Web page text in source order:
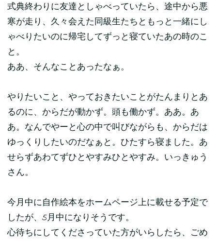
式典終わりに友達としゃべっていたら、途中から悪
寒が走り、久々会えた同級生たちともっと一緒にし
ゃべりたいのに帰宅してずっと寝ていたあの時のこ
と。
ああ、そんなことあったなぁ。
やりたいこと、やっておきたいことがたんまりとあ
るのに、からだが動かず。頭も働かず。ああ。あ
あ。なんでやーと心の中で叫びながらも、からだは
ゆっくりしたいのだなぁと。ひたすら寝ました。あ
せらずあわてずひとやすみひとやすみ。いっきゅう
さん。
今月中に自作絵本をホームページ上に載せる予定で
したが、5月中になりそうです。
心待ちにしてくださっていた方がいらしたら、ごめ